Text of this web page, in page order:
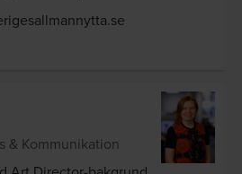
& Kommunikation